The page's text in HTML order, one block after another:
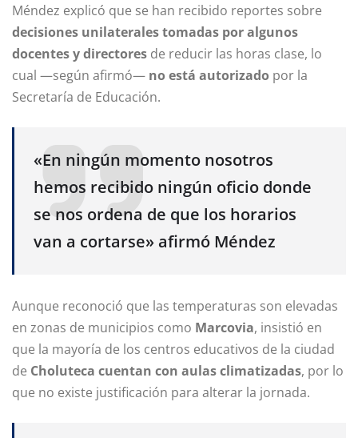
Méndez explicó que se han recibido reportes sobre
decisiones unilaterales tomadas por algunos
docentes y directores de reducir las horas clase, lo
cual —según afirmó— no está autorizado por la
Secretaría de Educación.
«En ningún momento nosotros
hemos recibido ningún oficio donde
se nos ordena de que los horarios
van a cortarse» afirmó Méndez
Aunque reconoció que las temperaturas son elevadas
en zonas de municipios como Marcovia, insistió en
que la mayoría de los centros educativos de la ciudad
de Choluteca cuentan con aulas climatizadas, por lo
que no existe justificación para alterar la jornada.